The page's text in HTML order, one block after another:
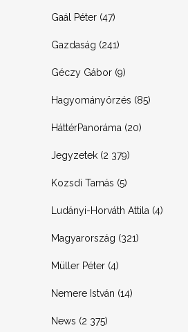
Gaál Péter (47)
Gazdaság (241)
Géczy Gábor (9)
Hagyományörzés (85)
HáttérPanoráma (20)
Jegyzetek (2 379)
Kozsdi Tamás (5)
Ludányi-Horváth Attila (4)
Magyarország (321)
Müller Péter (4)
Nemere István (14)
News (2 375)